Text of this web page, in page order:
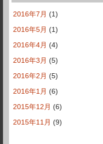
2016年7月 (1)
2016年5月 (1)
2016年4月 (4)
2016年3月 (5)
2016年2月 (5)
2016年1月 (6)
2015年12月 (6)
2015年11月 (9)